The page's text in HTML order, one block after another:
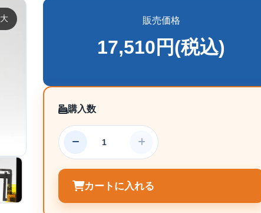
販売価格
17,510円(税込)
購入数
カートに入れる